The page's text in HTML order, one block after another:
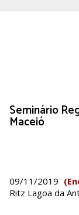
Seminário
Maceió
09/11/2019
Ritz Lagoa da